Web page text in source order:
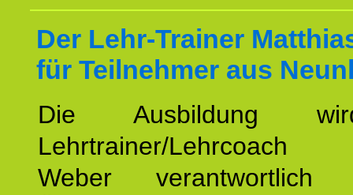
Der Lehr-Trainer
für Teilnehmer aus
Die Ausbildung
Lehrtrainer/Lehrcoach
Weber